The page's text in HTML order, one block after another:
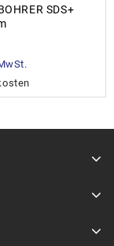
SDS+